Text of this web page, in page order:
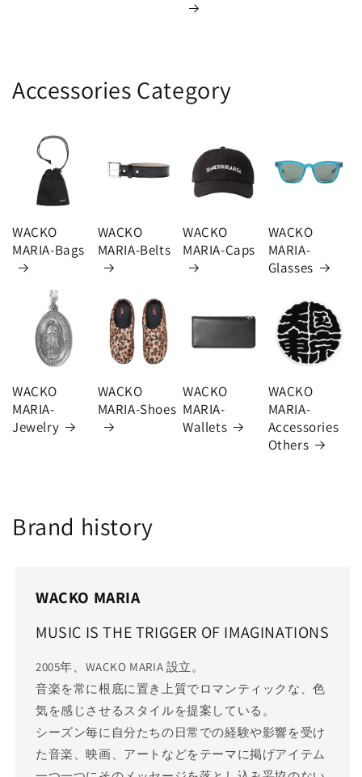
Accessories Category
WACKO
MARIA-Bags
WACKO
MARIA-Belts
WACKO
MARIA-Caps
WACKO
MARIA-
Glasses
WACKO
MARIA-
Jewelry
WACKO
MARIA-Shoes
WACKO
MARIA-
Wallets
WACKO
MARIA-
Accessories
Others
Brand history
WACKO MARIA
MUSIC IS THE TRIGGER OF IMAGINATIONS
2005年、WACKO MARIA 設立。
音楽を常に根底に置き上質でロマンティックな、色
気を感じさせるスタイルを提案している。
シーズン毎に自分たちの日常での経験や影響を受け
た音楽、映画、アートなどをテーマに掲げアイテム